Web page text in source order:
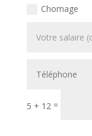
Chomage
5 + 12 =